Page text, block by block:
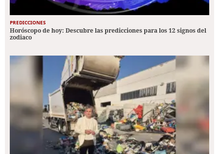
PREDICCIONES
Horóscopo de hoy: Descubre las predicciones para los 12 signos del
zodiaco